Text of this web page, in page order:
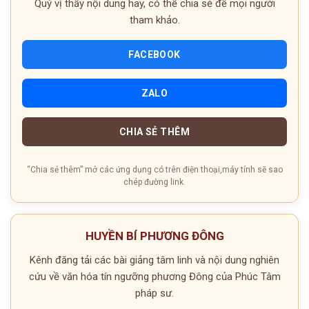
Quý vị thấy nội dung hay, có thể chia sẻ để mọi người
tham khảo.
FACEBOOK
ZALO
CHIA SẺ THÊM
“Chia sẻ thêm” mở các ứng dụng có trên điện thoại,máy tính sẽ sao
chép đường link.
HUYỀN BÍ PHƯƠNG ĐÔNG
Kênh đăng tải các bài giảng tâm linh và nội dung nghiên
cứu về văn hóa tín ngưỡng phương Đông của Phúc Tâm
pháp sư.